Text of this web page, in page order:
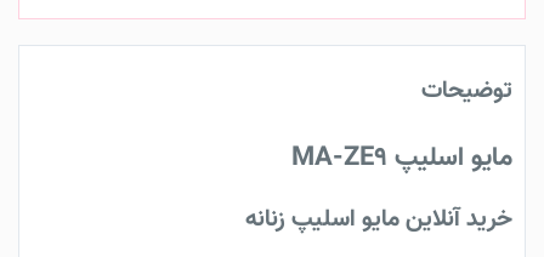
توضیحات
مایو اسلیپ
خرید آنلاین مایو اسلیپ زنانه